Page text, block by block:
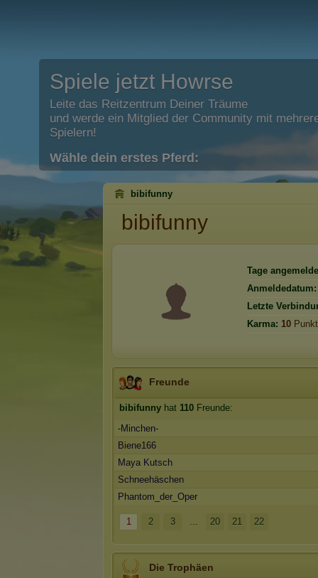
Spiele jetzt Howrse
Leite das Reitzentrum Deiner Träume
und werde ein Mitglied der Community mit
Spielern!
Wähle dein erstes Pferd:
bibifunny
bibifunny
Tage
Anmeldedatum:
Letzte
Karma: 10
Freunde
bibifunny hat 110 Freunde:
-Minchen-
Biene166
Maya Kutsch
Schneehäschen
Phantom_der_Oper
1 2 3 ... 20 21 22
Die Trophäen